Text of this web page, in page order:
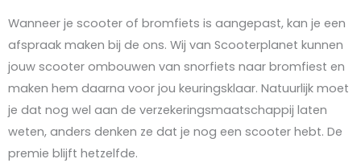
Wanneer je scooter of bromfiets is aangepast, kan je een
afspraak maken bij de ons. Wij van Scooterplanet kunnen
jouw scooter ombouwen van snorfiets naar bromfiest en
maken hem daarna voor jou keuringsklaar. Natuurlijk moet
je dat nog wel aan de verzekeringsmaatschappij laten
weten, anders denken ze dat je nog een scooter hebt. De
premie blijft hetzelfde.